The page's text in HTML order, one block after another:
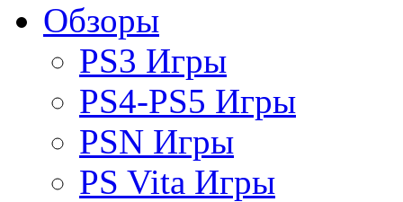
Обзоры
PS3 Игры
PS4-PS5 Игры
PSN Игры
PS Vita Игры